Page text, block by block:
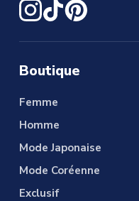
Boutique
Femme
Homme
Mode Japonaise
Mode Coréenne
Exclusif